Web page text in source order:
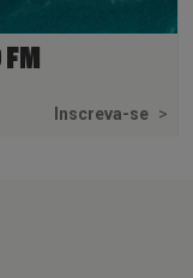
Inscreva-se >